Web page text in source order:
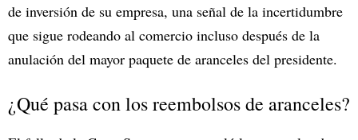
de inversión de su empresa, una señal de la incertidumbre
que sigue rodeando al comercio incluso después de la
anulación del mayor paquete de aranceles del presidente.
¿Qué pasa con los reembolsos de aranceles?